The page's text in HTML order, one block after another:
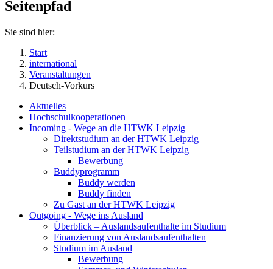
Seitenpfad
Sie sind hier:
Start
international
Veranstaltungen
Deutsch-Vorkurs
Aktuelles
Hochschulkooperationen
Incoming - Wege an die HTWK Leipzig
Direktstudium an der HTWK Leipzig
Teilstudium an der HTWK Leipzig
Bewerbung
Buddyprogramm
Buddy werden
Buddy finden
Zu Gast an der HTWK Leipzig
Outgoing - Wege ins Ausland
Überblick – Auslandsaufenthalte im Studium
Finanzierung von Auslandsaufenthalten
Studium im Ausland
Bewerbung